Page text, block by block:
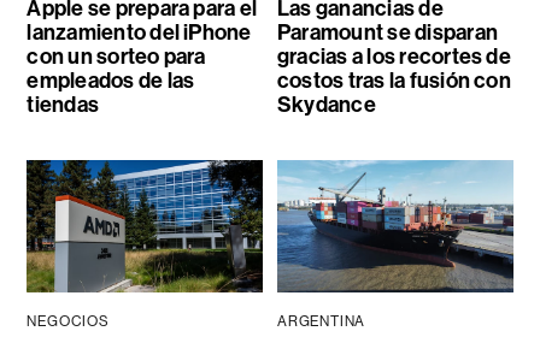
Apple se prepara para el
lanzamiento del iPhone
con un sorteo para
empleados de las
tiendas
Las ganancias de
Paramount se disparan
gracias a los recortes de
costos tras la fusión con
Skydance
NEGOCIOS ARGENTINA